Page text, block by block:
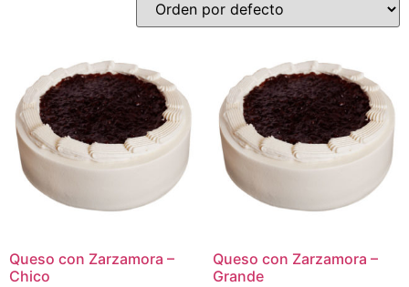
Queso con Zarzamora –
Chico
Queso con Zarzamora –
Grande